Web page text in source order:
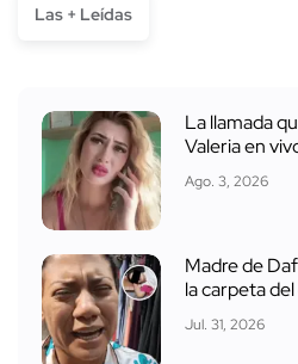
Las + Leídas
La llamada
Valeria en
Ago. 3, 2026
Madre de
la carpeta
Jul. 31, 2026